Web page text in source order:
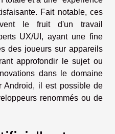
Fait notable, ces
le fruit d'un travail
UX/UI, ayant une fine
des joueurs sur appareils
approfondir le sujet ou
dans le domaine
Android, il est possible de
renommés ou de